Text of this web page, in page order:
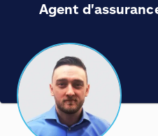
Agent